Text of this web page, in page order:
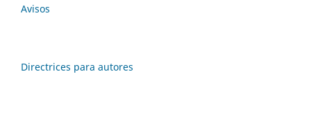
Avisos
Directrices para autores